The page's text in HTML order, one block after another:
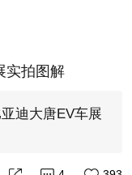
实拍图解
迪大唐EV车展